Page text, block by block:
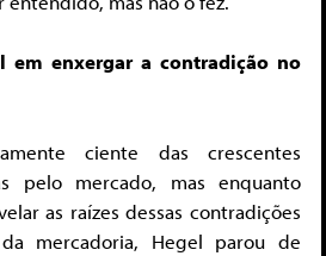
em enxergar a contradição no
ciente das crescentes
pelo mercado, mas enquanto
as raízes dessas contradições
mercadoria, Hegel parou de